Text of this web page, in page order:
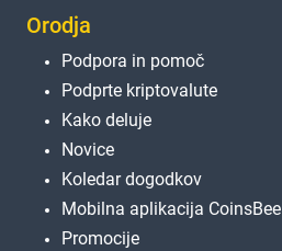
Orodja
Podpora in pomoč
Podprte kriptovalute
Kako deluje
Novice
Koledar dogodkov
Mobilna aplikacija CoinsBee
Promocije